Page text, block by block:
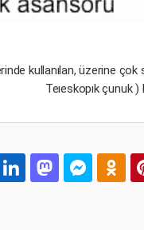
kullanılan, üzerine çok
Teıeskopık çunuk